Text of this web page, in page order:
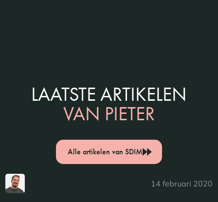
LAATSTE ARTIKELEN
VAN PIETER
Alle artikelen van SDIM
14 februari 2020